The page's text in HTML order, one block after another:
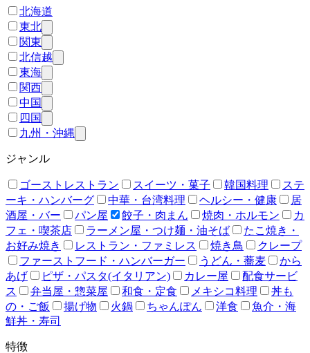
北海道
東北
関東
北信越
東海
関西
中国
四国
九州・沖縄
ジャンル
ゴーストレストラン スイーツ・菓子 韓国料理
ステ
ーキ・ハンバーグ
中華・台湾料理 ヘルシー・健康
居
酒屋・バー
パン屋 餃子・肉まん 焼肉・ホルモン
カ
フェ・喫茶店
ラーメン屋・つけ麺・油そば
たこ焼き・
お好み焼き
レストラン・ファミレス 焼き鳥
クレープ
ファーストフード・ハンバーガー
うどん・蕎麦
から
あげ
ピザ・パスタ(イタリアン) カレー屋
配食サービ
ス
弁当屋・惣菜屋 和食・定食 メキシコ料理
丼も
の・ご飯
揚げ物 火鍋 ちゃんぽん 洋食
魚介・海
鮮丼・寿司
特徴